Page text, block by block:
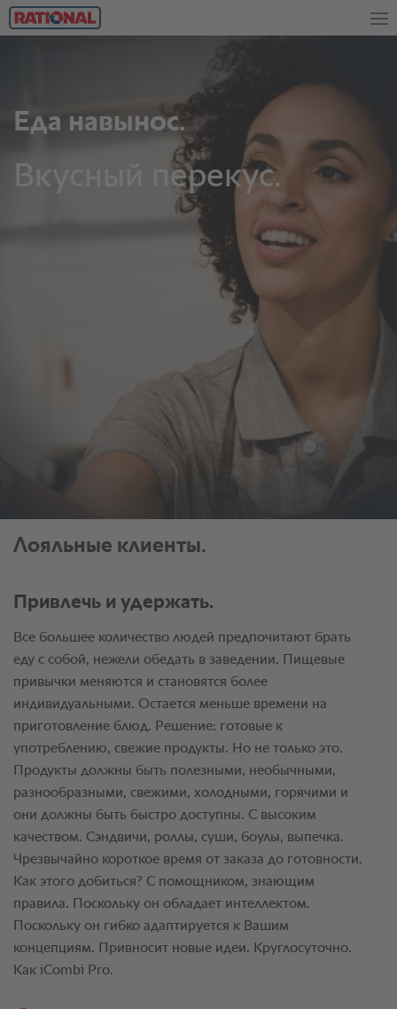
Лояльные клиенты.
Привлечь и удержать.
Все большее количество людей предпочитают брать
еду с собой, нежели обедать в заведении. Пищевые
привычки меняются и становятся более
индивидуальными. Остается меньше времени на
приготовление блюд. Решение: готовые к
употреблению, свежие продукты. Но не только это.
Продукты должны быть полезными, необычными,
разнообразными, свежими, холодными, горячими и
они должны быть быстро доступны. С высоким
качеством. Сэндвичи, роллы, суши, боулы, выпечка.
Чрезвычайно короткое время от заказа до готовности.
Как этого добиться? С помощником, знающим
правила. Поскольку он обладает интеллектом.
Поскольку он гибко адаптируется к Вашим
концепциям. Привносит новые идеи. Круглосуточно.
Как iCombi Pro.